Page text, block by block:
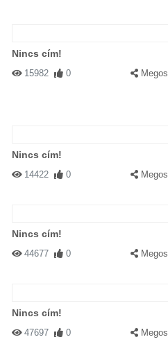
Nincs cím!
15982 0
Nincs cím!
14422 0
Nincs cím!
44677 0
Nincs cím!
47697 0